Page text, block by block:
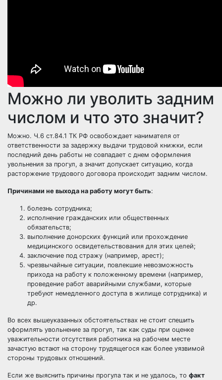
Можно ли уволить задним
числом и что это значит?
Можно. Ч.6 ст.84.1 ТК РФ освобождает нанимателя от
ответственности за задержку выдачи трудовой книжки, если
последний день работы не совпадает с днем оформления
увольнения за прогул, а значит допускает ситуацию, когда
расторжение трудового договора происходит задним числом.
Причинами не выхода на работу могут быть:
болезнь сотрудника;
исполнение гражданских или общественных
обязательств;
выполнение донорских функций или прохождение
медицинского освидетельствования для этих целей;
заключение под стражу (например, арест);
чрезвычайные ситуации, повлекшие невозможность
прихода на работу к положенному времени (например,
проведение работ аварийными службами, которые
требуют немедленного доступа в жилище сотрудника) и
др.
Во всех вышеуказанных обстоятельствах не стоит спешить
оформлять увольнение за прогул, так как суды при оценке
уважительности отсутствия работника на рабочем месте
зачастую встают на сторону трудящегося как более уязвимой
стороны трудовых отношений.
Если же выяснить причины прогула так и не удалось, то факт